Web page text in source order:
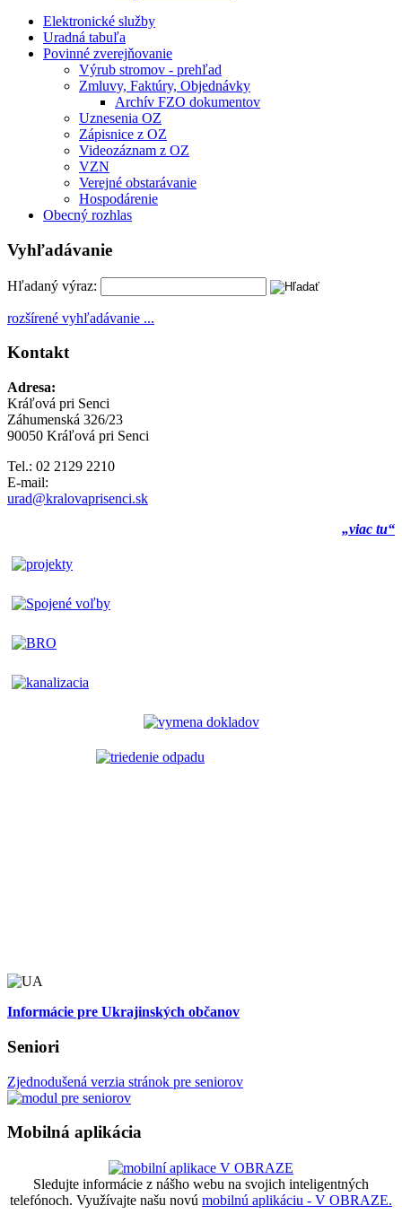
Elektronické služby
Uradná tabuľa
Povinné zverejňovanie
Výrub stromov - prehľad
Zmluvy, Faktúry, Objednávky
Archív FZO dokumentov
Uznesenia OZ
Zápisnice z OZ
Videozáznam z OZ
VZN
Verejné obstarávanie
Hospodárenie
Obecný rozhlas
Vyhľadávanie
Hľadaný výraz:
rozšírené vyhľadávanie ...
Kontakt
Adresa:
Kráľová pri Senci
Záhumenská 326/23
90050 Kráľová pri Senci
Tel.: 02 2129 2210
E-mail:
urad@kralovaprisenci.sk
„viac tu“
Informácie pre Ukrajinských občanov
Seniori
Zjednodušená verzia stránok pre seniorov
Mobilná aplikácia
Sledujte informácie z nášho webu na svojich inteligentných
telefónoch. Využívajte našu novú mobilnú aplikáciu - V OBRAZE.